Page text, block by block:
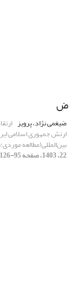
ض
ضیغمی نژاد، پرویز
ارتش جمهوری اسلامی
بین‌المللی(مطالعه
22، 1403، صفحه 95-126]